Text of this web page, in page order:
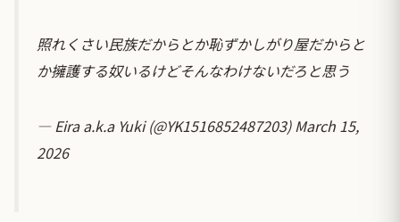
照れくさい民族だからとか恥ずかしがり屋だからと
か擁護する奴いるけどそんなわけないだろと思う
— Eira a.k.a Yuki (@YK1516852487203)March 15,
2026